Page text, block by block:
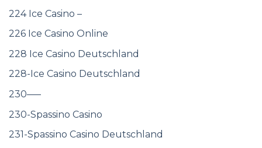
224 Ice Casino –
226 Ice Casino Online
228 Ice Casino Deutschland
228-Ice Casino Deutschland
230—–
230-Spassino Casino
231-Spassino Casino Deutschland